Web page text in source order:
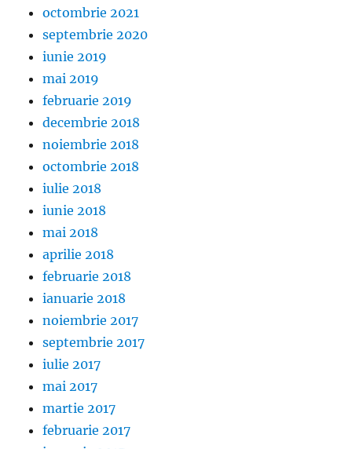
octombrie 2021
septembrie 2020
iunie 2019
mai 2019
februarie 2019
decembrie 2018
noiembrie 2018
octombrie 2018
iulie 2018
iunie 2018
mai 2018
aprilie 2018
februarie 2018
ianuarie 2018
noiembrie 2017
septembrie 2017
iulie 2017
mai 2017
martie 2017
februarie 2017